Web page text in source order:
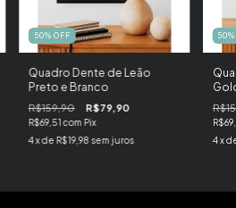
50% OFF
Quadro Dente de Leão
Preto e Branco
R$159,90 R$79,90
R$69,51com Pix
4x de R$19,98 sem juros
50
4 x